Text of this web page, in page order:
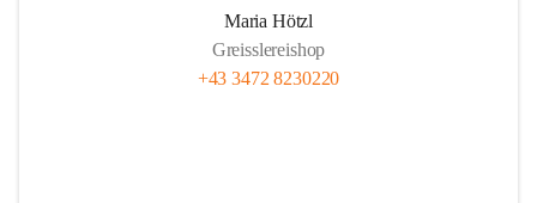
Maria Hötzl
Greisslereishop
+43 3472 8230220